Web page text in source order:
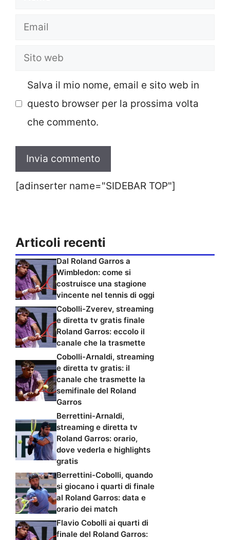
Email
Sito
Salva il mio nome, email e sito web in
questo browser per la prossima volta
che commento.
[adinserter name="SIDEBAR TOP"]
Articoli recenti
Dal Roland Garros a
Wimbledon: come si
costruisce una stagione
vincente nel tennis di oggi
Cobolli-Zverev, streaming
e diretta tv gratis finale
Roland Garros: eccolo il
canale che la trasmette
Cobolli-Arnaldi, streaming
e diretta tv gratis: il
canale che trasmette la
semifinale del Roland
Garros
Berrettini-Arnaldi,
streaming e diretta tv
Roland Garros: orario,
dove vederla e highlights
gratis
Berrettini-Cobolli, quando
si giocano i quarti di finale
al Roland Garros: data e
orario dei match
Flavio Cobolli ai quarti di
finale del Roland Garros: